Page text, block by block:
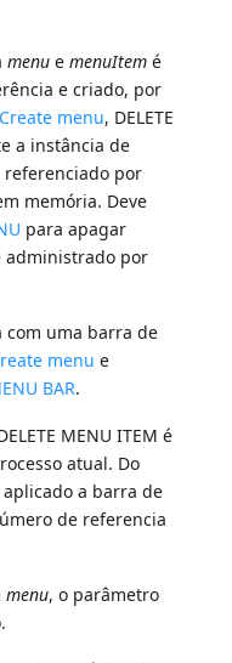
menu emenuItem é
e criado, por
Create menu, DELETE
a instância de
referenciado por
memória. Deve
para apagar
administrado por
com uma barra de
menu e
BAR.
MENU ITEM é
atual. Do
aplicado a barra de
de referencia
menu, o parâmetro